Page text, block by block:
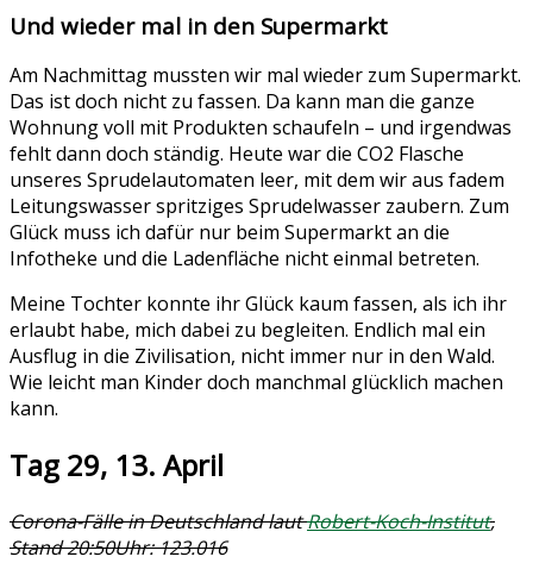
Und wieder mal in den Supermarkt
Am Nachmittag mussten wir mal wieder zum Supermarkt.
Das ist doch nicht zu fassen. Da kann man die ganze
Wohnung voll mit Produkten schaufeln – und irgendwas
fehlt dann doch ständig. Heute war die CO2 Flasche
unseres Sprudelautomaten leer, mit dem wir aus fadem
Leitungswasser spritziges Sprudelwasser zaubern. Zum
Glück muss ich dafür nur beim Supermarkt an die
Infotheke und die Ladenfläche nicht einmal betreten.
Meine Tochter konnte ihr Glück kaum fassen, als ich ihr
erlaubt habe, mich dabei zu begleiten. Endlich mal ein
Ausflug in die Zivilisation, nicht immer nur in den Wald.
Wie leicht man Kinder doch manchmal glücklich machen
kann.
Tag 29, 13. April
Corona-Fälle in Deutschland lautRobert-Koch-Institut,
Stand 20:50Uhr: 123.016